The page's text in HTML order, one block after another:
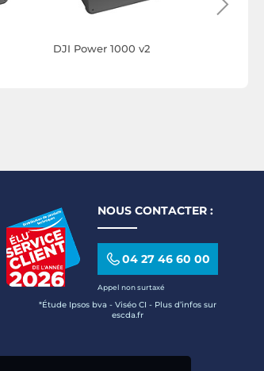
DJI Power 1000 v2
NOUS CONTACTER :
04 27 46 60 00
Appel non surtaxé
*Étude Ipsos bva - Viséo CI - Plus d’infos sur
escda.fr